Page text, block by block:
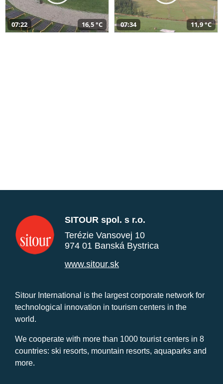
07:22 16,5 °C 07:34 11,9 °C
SITOUR spol. s r.o.
Terézie Vansovej 10
974 01 Banská Bystrica
www.sitour.sk
Sitour International is the largest corporate network for
technological innovation in tourism centers in the
world.
We cooperate with more than 1000 tourist centers in 8
countries: ski resorts, mountain resorts, aquaparks and
more.